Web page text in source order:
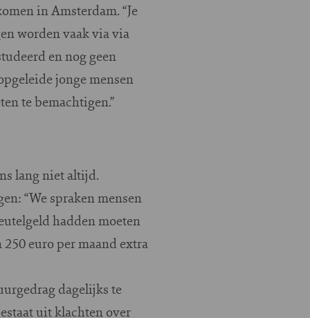
in Amsterdam. “Je
worden vaak via via
en nog geen
jonge mensen
te bemachtigen.”
lang niet altijd.
“We spraken mensen
hadden moeten
euro per maand extra
dagelijks te
uit klachten over